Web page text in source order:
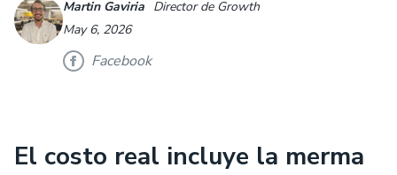
Martin Gaviria Director de Growth
May 6, 2026
Facebook
El costo real incluye la merma